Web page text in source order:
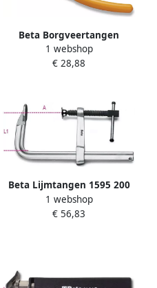
Beta Borgveertangen
uitwendig rechte punten
PVC handgreep 1036
1 webshop
€ 28,88
Beta Lijmtangen 1595 200
015950020
1 webshop
€ 56,83